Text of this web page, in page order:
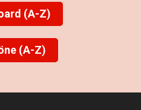
(A-Z)
(A-Z)